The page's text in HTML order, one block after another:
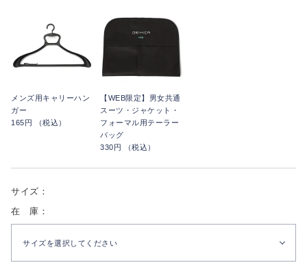
メンズ用キャリーハン
ガー
165円 （税込）
【WEB限定】男女共通
スーツ・ジャケット・
フォーマル用テーラー
バッグ
330円 （税込）
サイズ：
在 庫：
サイズを選択してください